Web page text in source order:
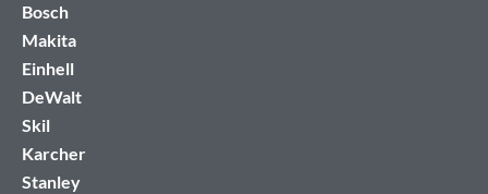
Bosch
Makita
Einhell
DeWalt
Skil
Karcher
Stanley